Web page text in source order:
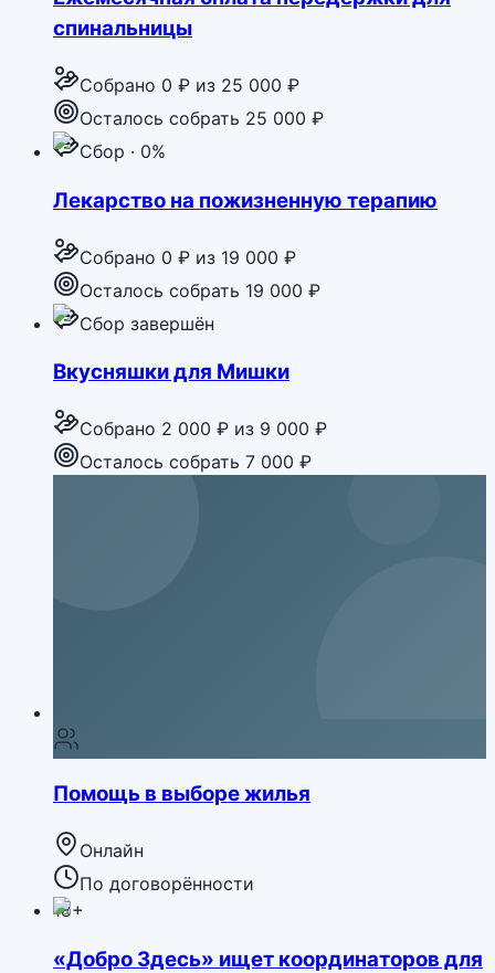
спинальницы
Собрано 0 ₽ из 25 000 ₽
Осталось собрать 25 000 ₽
Сбор · 0%
Лекарство на пожизненную терапию
Собрано 0 ₽ из 19 000 ₽
Осталось собрать 19 000 ₽
Сбор завершён
Вкусняшки для Мишки
Собрано 2 000 ₽ из 9 000 ₽
Осталось собрать 7 000 ₽
Помощь в выборе жилья
Онлайн
По договорённости
18+
«Добро Здесь» ищет координаторов для